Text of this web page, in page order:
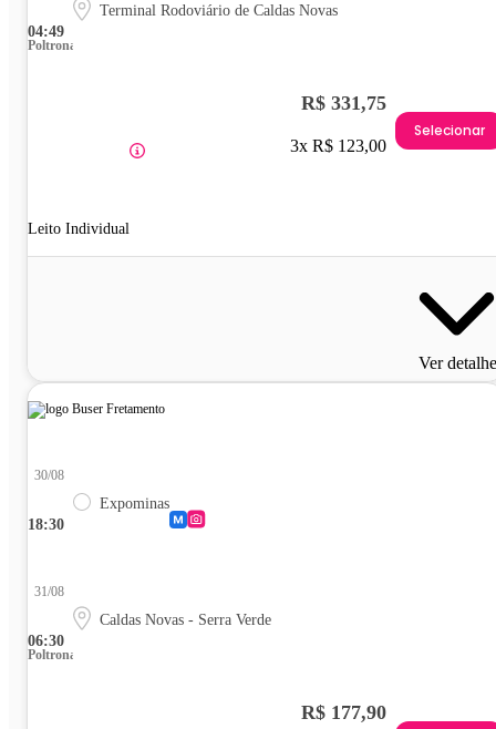
04:49
Terminal Rodoviário de Caldas Novas
Poltrona
Leito Individual
R$ 331,75
3x R$ 123,00
Selecionar
Ver
18:30
30/08
Expominas
06:30
31/08
Caldas Novas - Serra Verde
Poltrona
R$ 177,90